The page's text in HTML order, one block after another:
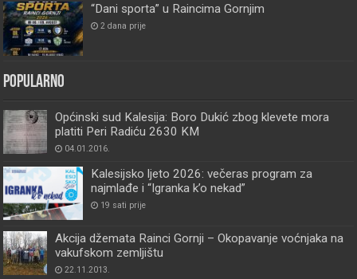
“Dani sporta” u Raincima Gornjim
2 dana prije
Popularno
Općinski sud Kalesija: Boro Dukić zbog klevete mora
platiti Peri Radiću 2630 KM
04.01.2016.
Kalesijsko ljeto 2026: večeras program za
najmlađe i “Igranka k’o nekad”
19 sati prije
Akcija džemata Rainci Gornji – Okopavanje voćnjaka na
vakufskom zemljištu
22.11.2013.